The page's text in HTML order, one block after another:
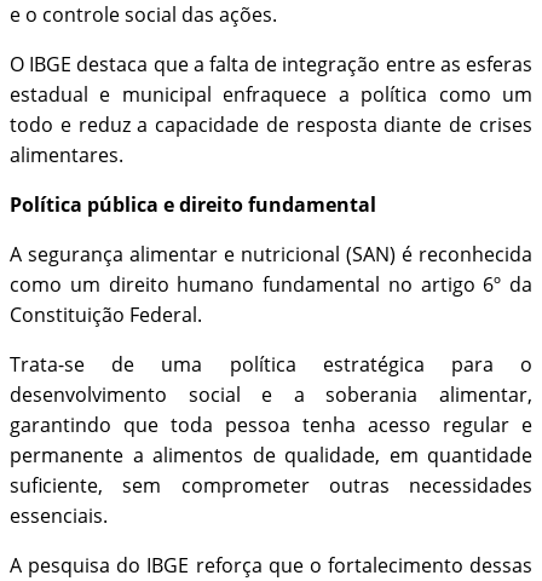
e o controle social das ações.
O IBGE destaca que a falta de integração entre as esferas
estadual e municipal enfraquece a política como um
todo e reduz a capacidade de resposta diante de crises
alimentares.
Política pública e direito fundamental
A segurança alimentar e nutricional (SAN) é reconhecida
como um direito humano fundamental no artigo 6º da
Constituição Federal.
Trata-se de uma política estratégica para o
desenvolvimento social e a soberania alimentar,
garantindo que toda pessoa tenha acesso regular e
permanente a alimentos de qualidade, em quantidade
suficiente, sem comprometer outras necessidades
essenciais.
A pesquisa do IBGE reforça que o fortalecimento dessas